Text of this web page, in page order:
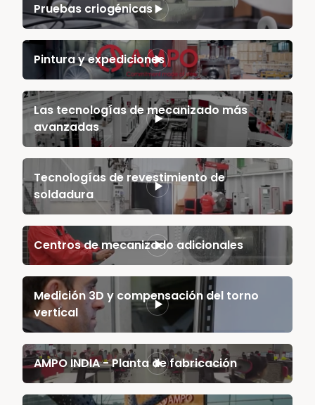
Pruebas criogénicas
Pintura y expediciones
Las tecnologías de mecanizado más
avanzadas
Tecnologías de revestimiento de
soldadura
Centros de mecanizado adicionales
Medición 3D y compensación del torno
vertical
AMPO INDIA - Planta de fabricación